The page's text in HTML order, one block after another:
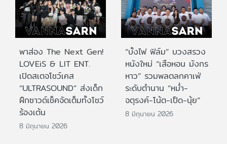
พาส่อง The Next Gen!
LOVEiS & LIT ENT.
เปิดสเตจโชว์เคส
“ULTRASOUND” ส่งเด็ก
ฝึกซาวด์เช็คจัดเต็มทั้งโชว์
ร้องเต้น
8 มิถุนายน 2026
“บั้งไฟ ฟิล์ม” บวงสรวง
หนังใหม่ “เสือหอน มังกร
หาว” รวมพลตลกคาเฟ่
ระดับตำนาน “หม่ำ-
จตุรงค์-โน้ต-เป็ด-นุ้ย”
8 มิถุนายน 2026